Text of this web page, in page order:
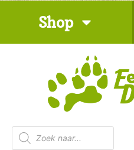
inhoud
Shop
Producten
zoeken